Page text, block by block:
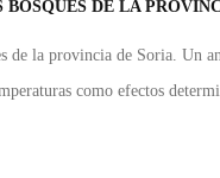
DE LA
la provincia de Soria. Un
como efectos